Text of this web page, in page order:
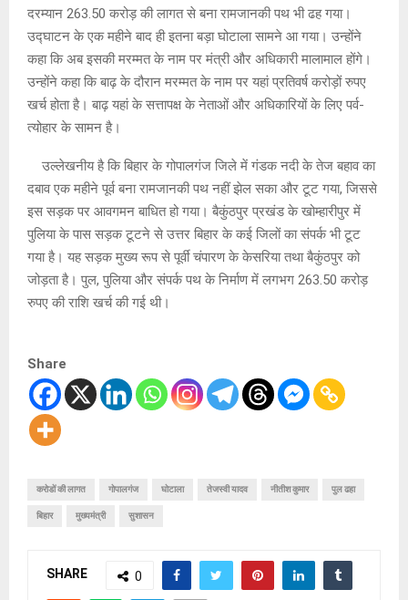
दरम्यान 263.50 करोड़ की लागत से बना रामजानकी पथ भी ढह गया।
उद्घाटन के एक महीने बाद ही इतना बड़ा घोटाला सामने आ गया। उन्होंने
कहा कि अब इसकी मरम्मत के नाम पर मंत्री और अधिकारी मालामाल होंगे।
उन्होंने कहा कि बाढ़ के दौरान मरम्मत के नाम पर यहां प्रतिवर्ष करोड़ों रुपए
खर्च होता है। बाढ़ यहां के सत्तापक्ष के नेताओं और अधिकारियों के लिए पर्व-
त्योहार के सामन है।
उल्लेखनीय है कि बिहार के गोपालगंज जिले में गंडक नदी के तेज बहाव का
दबाव एक महीने पूर्व बना रामजानकी पथ नहीं झेल सका और टूट गया, जिससे
इस सड़क पर आवगमन बाधित हो गया। बैकुंठपुर प्रखंड के खोम्हारीपुर में
पुलिया के पास सड़क टूटने से उत्तर बिहार के कई जिलों का संपर्क भी टूट
गया है। यह सड़क मुख्य रूप से पूर्वी चंपारण के केसरिया तथा बैकुंठपुर को
जोड़ता है। पुल, पुलिया और संपर्क पथ के निर्माण में लगभग 263.50 करोड़
रुपए की राशि खर्च की गई थी।
Share
करोडों की लागत गोपालगंज घोटाला तेजस्वी यादव नीतीश कुमार पुल ढहा
बिहार मुख्यमंत्री सुशासन
SHARE 0